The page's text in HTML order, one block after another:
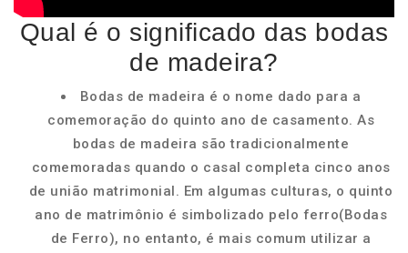
Qual é o significado das bodas
de madeira?
Bodas de madeira é o nome dado para a
comemoração do quinto ano de casamento. As
bodas de madeira são tradicionalmente
comemoradas quando o casal completa cinco anos
de união matrimonial. Em algumas culturas, o quinto
ano de matrimônio é simbolizado pelo ferro(Bodas
de Ferro), no entanto, é mais comum utilizar a